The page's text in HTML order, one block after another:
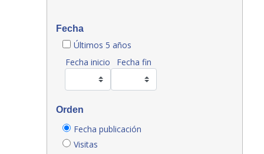
Fecha
Últimos 5 años
Fecha inicio
Fecha fin
Orden
Fecha publicación
Visitas